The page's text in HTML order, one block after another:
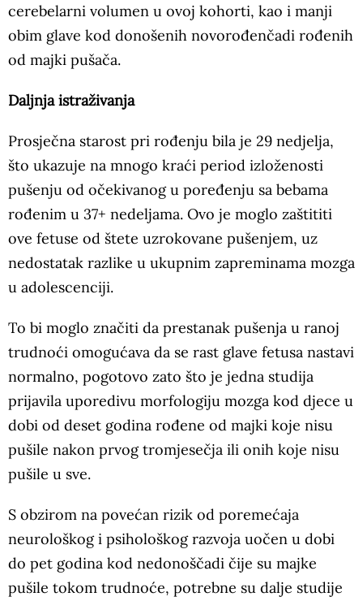
cerebelarni volumen u ovoj kohorti, kao i manji
obim glave kod donošenih novorođenčadi rođenih
od majki pušača.
Daljnja istraživanja
Prosječna starost pri rođenju bila je 29 nedjelja,
što ukazuje na mnogo kraći period izloženosti
pušenju od očekivanog u poređenju sa bebama
rođenim u 37+ nedeljama. Ovo je moglo zaštititi
ove fetuse od štete uzrokovane pušenjem, uz
nedostatak razlike u ukupnim zapreminama mozga
u adolescenciji.
To bi moglo značiti da prestanak pušenja u ranoj
trudnoći omogućava da se rast glave fetusa nastavi
normalno, pogotovo zato što je jedna studija
prijavila uporedivu morfologiju mozga kod djece u
dobi od deset godina rođene od majki koje nisu
pušile nakon prvog tromjesečja ili onih koje nisu
pušile u sve.
S obzirom na povećan rizik od poremećaja
neurološkog i psihološkog razvoja uočen u dobi
do pet godina kod nedonoščadi čije su majke
pušile tokom trudnoće, potrebne su dalje studije